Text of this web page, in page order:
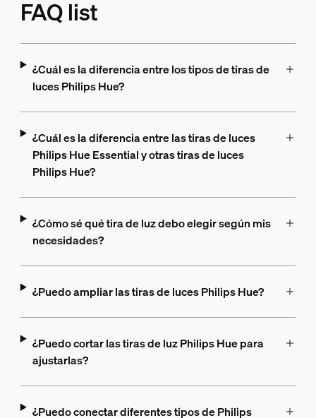
FAQ list
¿Cuál es la diferencia entre los tipos de tiras de
luces Philips Hue?
¿Cuál es la diferencia entre las tiras de luces
Philips Hue Essential y otras tiras de luces
Philips Hue?
¿Cómo sé qué tira de luz debo elegir según mis
necesidades?
¿Puedo ampliar las tiras de luces Philips Hue?
¿Puedo cortar las tiras de luz Philips Hue para
ajustarlas?
¿Puedo conectar diferentes tipos de Philips